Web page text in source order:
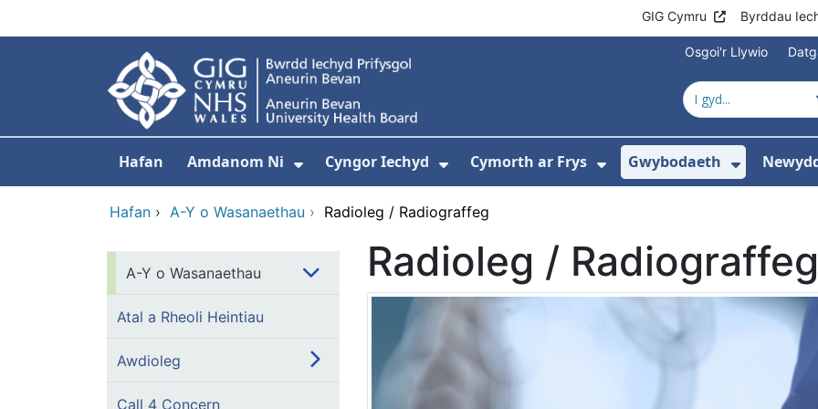
GIG Cymru Byrddau
Osgoi'r Llywio
Hafan Amdanom Ni
Dangos isddewislen ar gyfer Amdanom Ni
Cyngor Iechyd
Dangos isddewislen ar gyfer Cyngor
Cymorth ar Frys
Dangos isddewislen ar
Gwybodaeth
Dangos
Hafan › A-Y o Wasanaethau › Radioleg / Radiograffeg
A-Y o Wasanaethau
Atal a Rheoli Heintiau
Awdioleg
Call 4 Concern
Radioleg / Radiograffeg